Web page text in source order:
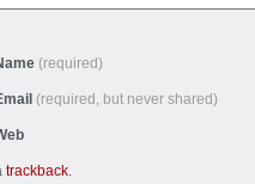
(required)
(required, but never shared)
trackback.